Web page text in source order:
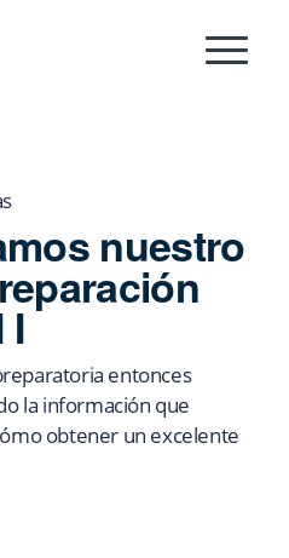
nuestro
I
entonces
la información que
obtener un excelente